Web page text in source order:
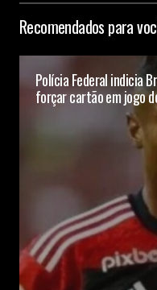
Recomendados para
Polícia Federal indicia
forçar cartão em jogo